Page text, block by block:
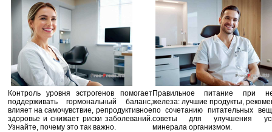
Контроль уровня эстрогенов помогает
поддерживать гормональный баланс,
влияет на самочувствие, репродуктивное
здоровье и снижает риски заболеваний.
Узнайте, почему это так важно.
Правильное питание при
железа: лучшие продукты,
по сочетанию питательных
советы для улучшения
минерала организмом.